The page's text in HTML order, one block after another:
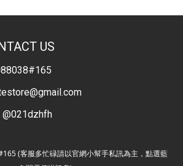
US
(客服多忙碌請以官網小幫手私訊為主，點選藍